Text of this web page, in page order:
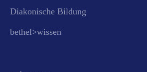
Diakonische Bildung
bethel>wissen